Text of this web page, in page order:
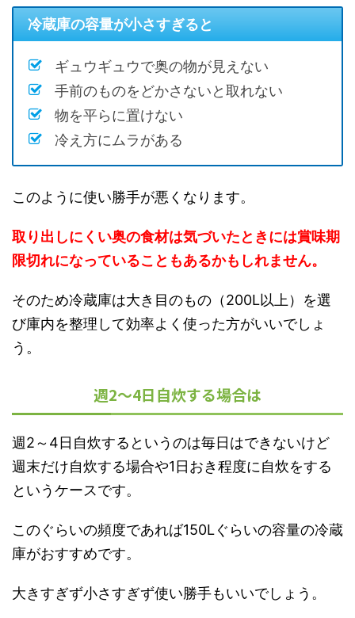
冷蔵庫の容量が小さすぎると
ギュウギュウで奥の物が見えない
手前のものをどかさないと取れない
物を平らに置けない
冷え方にムラがある
このように使い勝手が悪くなります。
取り出しにくい奥の食材は気づいたときには賞味期
限切れになっていることもあるかもしれません。
そのため冷蔵庫は大き目のもの（200L以上）を選
び庫内を整理して効率よく使った方がいいでしょ
う。
週2～4日自炊する場合は
週2～4日自炊するというのは毎日はできないけど
週末だけ自炊する場合や1日おき程度に自炊をする
というケースです。
このぐらいの頻度であれば150Lぐらいの容量の冷蔵
庫がおすすめです。
大きすぎず小さすぎず使い勝手もいいでしょう。